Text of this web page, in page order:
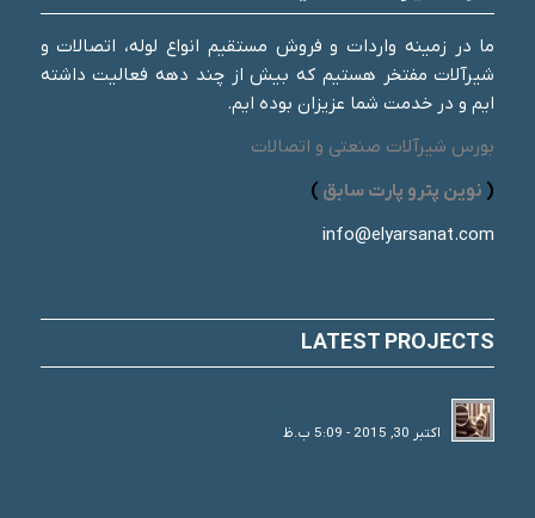
ما در زمینه واردات و فروش مستقیم انواع لوله، اتصالات و
شیرآلات مفتخر هستیم که بیش از چند دهه فعالیت داشته
ایم و در خدمت شما عزیزان بوده ایم.
بورس شیرآلات صنعتی و اتصالات
( نوین پترو پارت سابق )
info@elyarsanat.com
LATEST PROJECTS
اکتبر 30, 2015 - 5:09 ب.ظ